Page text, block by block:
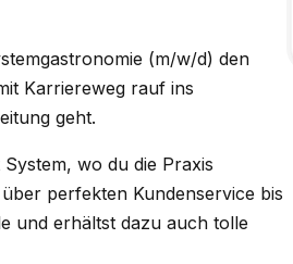
(m/w/d) den
Karriereweg rauf ins
geht.
wo du die Praxis
perfekten Kundenservice bis
und erhältst dazu auch tolle